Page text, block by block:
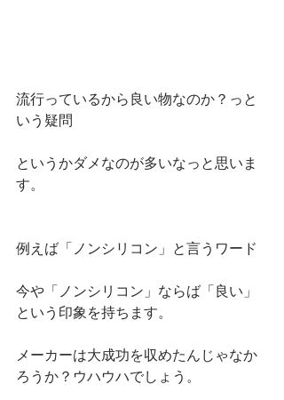
流行っているから良い物なのか？っと
いう疑問
というかダメなのが多いなっと思いま
す。
例えば「ノンシリコン」と言うワード
今や「ノンシリコン」ならば「良い」
という印象を持ちます。
メーカーは大成功を収めたんじゃなか
ろうか？ウハウハでしょう。